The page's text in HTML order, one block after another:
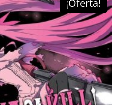
¡Oferta!